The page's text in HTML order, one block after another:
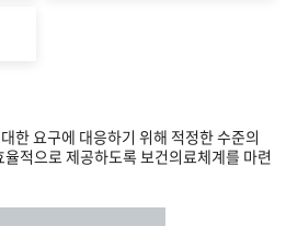
한 요구에 대응하기 위해 적정한 수준의
적으로 제공하도록 보건의료체계를 마련